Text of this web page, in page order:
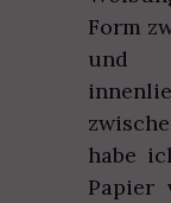
Form
und
habe
Papier